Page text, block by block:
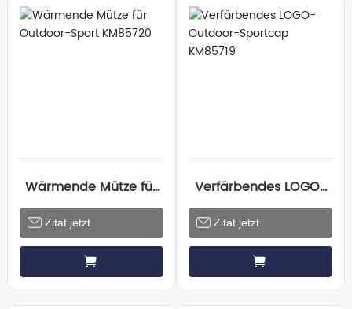
Wärmende Mütze für
Outdoor-Sport
KM85720
Zitat jetzt
Verfärbendes LOGO-
Outdoor-Sportcap
KM85719
Zitat jetzt